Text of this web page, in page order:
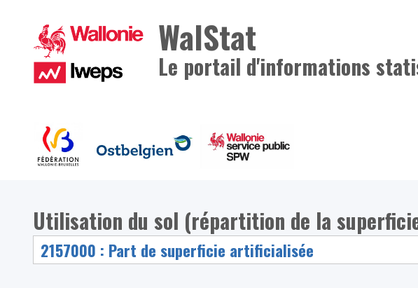
WalStat
Le portail d'informations
Utilisation du sol (répartition de la